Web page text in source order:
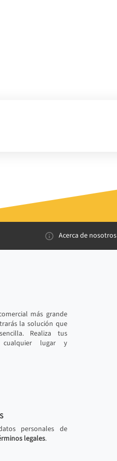
Acerca de nosotros
más grande
la solución que
Realiza tus
cualquier lugar y
personales de
legales.